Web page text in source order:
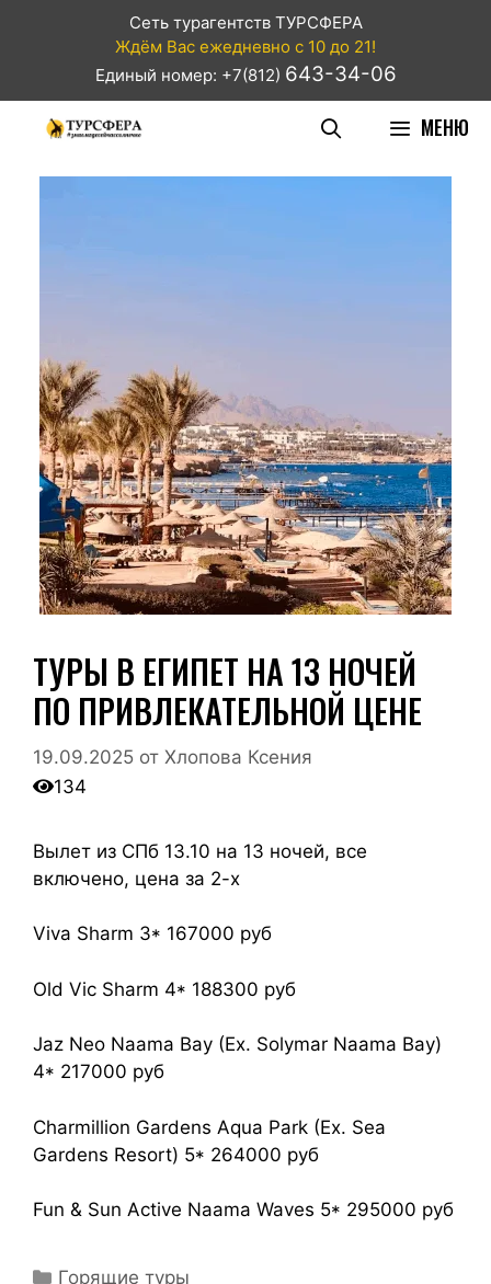
Сеть турагентств ТУРСФЕРА
Ждём Вас ежедневно с 10 до 21!
Единый номер: +7(812) 643-34-06
МЕНЮ
ТУРЫ В ЕГИПЕТ НА 13 НОЧЕЙ
ПО ПРИВЛЕКАТЕЛЬНОЙ ЦЕНЕ
19.09.2025 от Хлопова Ксения
134
Вылет из СПб 13.10 на 13 ночей, все
включено, цена за 2-х
Viva Sharm 3* 167000 руб
Old Vic Sharm 4* 188300 руб
Jaz Neo Naama Bay (Ex. Solymar Naama Bay)
4* 217000 руб
Charmillion Gardens Aqua Park (Ex. Sea
Gardens Resort) 5* 264000 руб
Fun & Sun Active Naama Waves 5* 295000 руб
Горящие туры